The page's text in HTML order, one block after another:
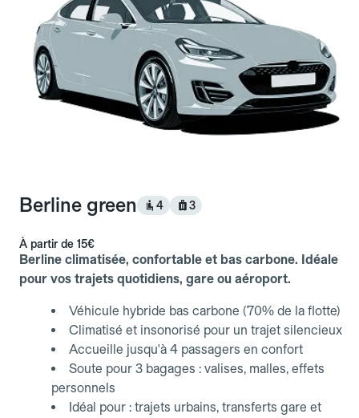
Berline green 4 3
À partir de 15€
Berline climatisée, confortable et bas carbone. Idéale
pour vos trajets quotidiens, gare ou aéroport.
Véhicule hybride bas carbone (70% de la flotte)
Climatisé et insonorisé pour un trajet silencieux
Accueille jusqu'à 4 passagers en confort
Soute pour 3 bagages : valises, malles, effets
personnels
Idéal pour : trajets urbains, transferts gare et